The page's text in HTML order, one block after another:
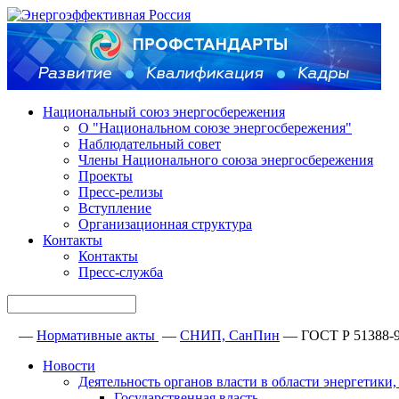
Национальный союз энергосбережения
О "Национальном союзе энергосбережения"
Наблюдательный совет
Члены Национального союза энергосбережения
Проекты
Пресс-релизы
Вступление
Организационная структура
Контакты
Контакты
Пресс-служба
— Нормативные акты — СНИП, СанПин — ГОСТ Р 51388-
Новости
Деятельность органов власти в области